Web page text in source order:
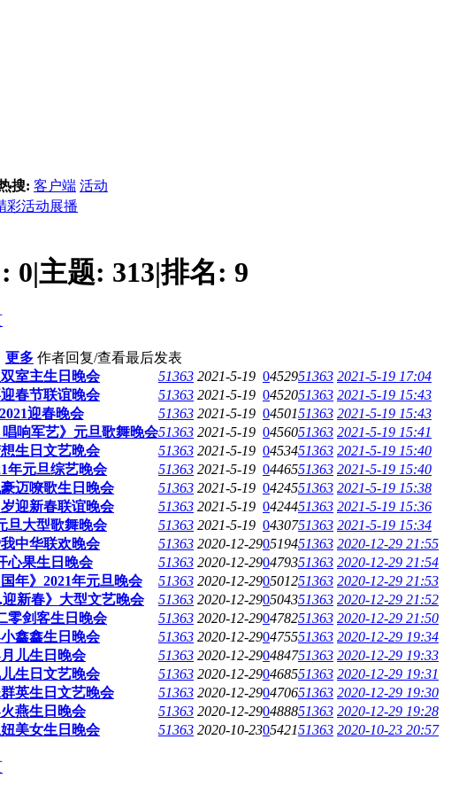
搜: 客户端 活动
彩活动展播
0|主题: 313|排名: 9
更多 作者回复/查看最后发表
室主生日晚会
51363 2021-5-19 0452951363 2021-5-19 17:04
春节联谊晚会
51363 2021-5-19 0452051363 2021-5-19 15:43
迎春晚会
51363 2021-5-19 0450151363 2021-5-19 15:43
唱响军艺》元旦歌舞晚会51363 2021-5-19 0456051363 2021-5-19 15:41
生日文艺晩会
51363 2021-5-19 0453451363 2021-5-19 15:40
年元旦综艺晚会
51363 2021-5-19 0446551363 2021-5-19 15:40
迈嘹歌生日晚会
51363 2021-5-19 0424551363 2021-5-19 15:38
迎新春联谊晚会
51363 2021-5-19 0424451363 2021-5-19 15:36
旦大型歌舞晚会
51363 2021-5-19 0430751363 2021-5-19 15:34
中华联欢晚会
51363 2020-12-290519451363 2020-12-29 21:55
心果生日晚会
51363 2020-12-290479351363 2020-12-29 21:54
年》2021年元旦晚会
51363 2020-12-290501251363 2020-12-29 21:53
迎新春》大型文艺晚会
51363 2020-12-290504351363 2020-12-29 21:52
零剑客生日晚会
51363 2020-12-290478251363 2020-12-29 21:50
鑫鑫生日晚会
51363 2020-12-290475551363 2020-12-29 19:34
儿生日晚会
51363 2020-12-290484751363 2020-12-29 19:33
生日文艺晚会
51363 2020-12-290468551363 2020-12-29 19:31
英生日文艺晚会
51363 2020-12-290470651363 2020-12-29 19:30
燕生日晚会
51363 2020-12-290488851363 2020-12-29 19:28
美女生日晚会
51363 2020-10-230542151363 2020-10-23 20:57